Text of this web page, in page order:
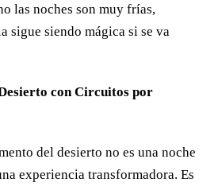
las noches son muy frías,
sigue siendo mágica si se va
con Circuitos por
del desierto no es una noche
experiencia transformadora. Es